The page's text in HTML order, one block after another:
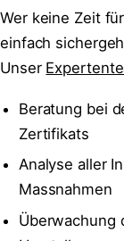
Wer keine Zeit
einfach
Unser
Beratung bei
Zertifikats
Analyse aller
Massnahmen
Überwachung